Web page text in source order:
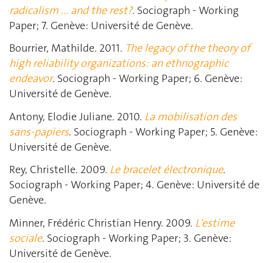
radicalism ... and the rest?. Sociograph - Working
Paper; 7. Genève: Université de Genève.
Bourrier, Mathilde. 2011. The legacy of the theory of
high reliability organizations: an ethnographic
endeavor. Sociograph - Working Paper; 6. Genève:
Université de Genève.
Antony, Elodie Juliane. 2010. La mobilisation des
sans-papiers. Sociograph - Working Paper; 5. Genève:
Université de Genève.
Rey, Christelle. 2009. Le bracelet électronique.
Sociograph - Working Paper; 4. Genève: Université de
Genève.
Minner, Frédéric Christian Henry. 2009. L'estime
sociale. Sociograph - Working Paper; 3. Genève:
Université de Genève.